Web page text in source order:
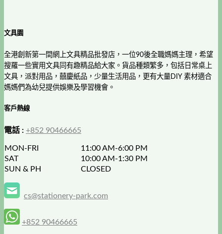
文具園
全港創新第一間網上文具精品批發店，一位90後全職媽媽主理，希望
搜羅一些實用文具同有趣精品給大家。貨品種類繁多，包括日常桌上
文具，派對用品，囍慶紙品，少量生活用品，更有大量DIY 素材適合
媽媽們為幼兒提供娛樂及學習機會。
客戶熱線
電話 : +852 90466665
MON-FRI
11:00 AM-6:00 PM
SAT
10:00 AM-1:30 PM
SUN & PH
CLOSED
cs@stationery-park.com
+852 90466665